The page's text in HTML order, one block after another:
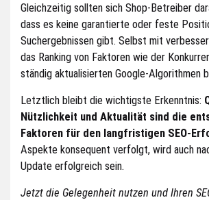
Gleichzeitig sollten sich Shop-Betreiber
dass es keine garantierte oder feste
Suchergebnissen gibt. Selbst mit
das Ranking von Faktoren wie der
ständig aktualisierten Google-Algorithmen
Letztlich bleibt die wichtigste Erkenntnis:
Nützlichkeit und Aktualität sind die
Faktoren für den langfristigen SEO-
Aspekte konsequent verfolgt, wird auch
Update erfolgreich sein.
Jetzt die Gelegenheit nutzen und Ihren